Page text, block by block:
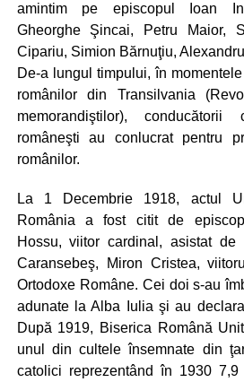
amintim pe episcopul Ioan
Gheorghe Şincai, Petru Maior,
Cipariu, Simion Bărnuţiu,
De‑a lungul timpului, în
românilor din Transilvania
memorandiştilor),
româneşti au conlucrat pentru
românilor.
La 1 Decembrie 1918, actul
România a fost citit de
Hossu, viitor cardinal, asistat de
Caransebeş, Miron Cristea,
Ortodoxe Române. Cei doi s‑au
adunate la Alba Iulia şi au
După 1919, Biserica Română
unul din cultele însemnate din
catolici reprezentând în 1930